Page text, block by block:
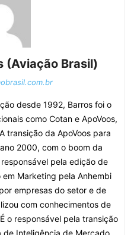
(Aviação Brasil)
desde 1992, Barros foi o
como Cotan e ApoVoos,
transição da ApoVoos para
2000, com o boom da
pela edição de
Marketing pela Anhembi
empresas do setor e de
com conhecimentos de
o responsável pela transição
Inteligência de Mercado.